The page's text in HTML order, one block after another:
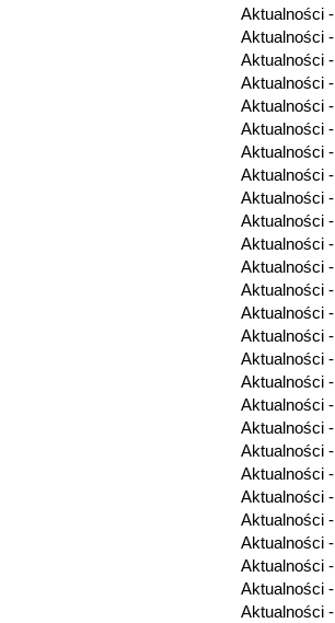
Aktualności -
Aktualności -
Aktualności -
Aktualności -
Aktualności -
Aktualności -
Aktualności -
Aktualności -
Aktualności -
Aktualności -
Aktualności -
Aktualności -
Aktualności -
Aktualności -
Aktualności -
Aktualności -
Aktualności -
Aktualności -
Aktualności -
Aktualności -
Aktualności -
Aktualności -
Aktualności -
Aktualności -
Aktualności -
Aktualności -
Aktualności -